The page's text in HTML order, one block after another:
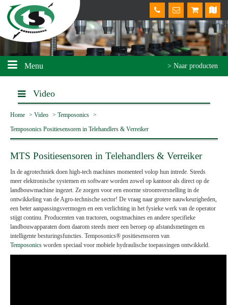
> Naar producten
Menu
Video
Home > Video > Temposonics >
Temposonics Positiesensoren in Telehandlers & Verreiker
MTS Positiesensoren in Telehandlers & Verreiker
In de agrotechniek doen high-tech machines momenteel volop hun intrede. Steeds
meer elektronische systemen en software worden zowel op kantoor als direct op de
landbouwmachine ingezet. Ze zorgen voor een enorme stroomversnelling in de
ontwikkeling van de Agro-technische sector! De vraag naar grotere nauwkeurigheden,
een beter aanpassingsvermogen en een verlichting in het fysieke werk van de operator
stijgt continu. Producenten van tractoren, oogstmachines en andere specifieke
landbouwapparaten doen daarom steeds meer een beroep op afstandsmetingen en
intelligente besturingsfuncties. Temposonics® positiesensoren van
Temposonics worden speciaal voor mobiele hydraulische toepassingen ontwikkeld.